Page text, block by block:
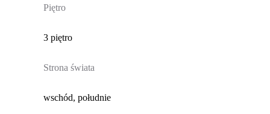
Piętro
3 piętro
Strona świata
wschód, południe